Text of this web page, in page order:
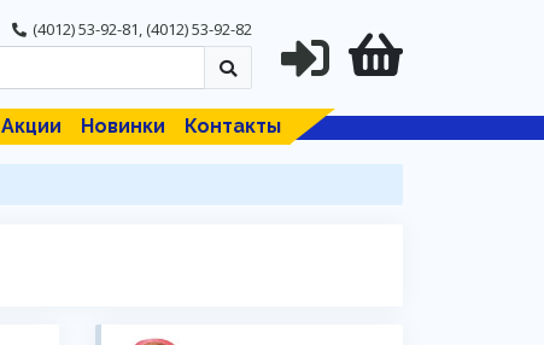
(4012) 53-92-81,(4012) 53-92-82
Акции Новинки Контакты